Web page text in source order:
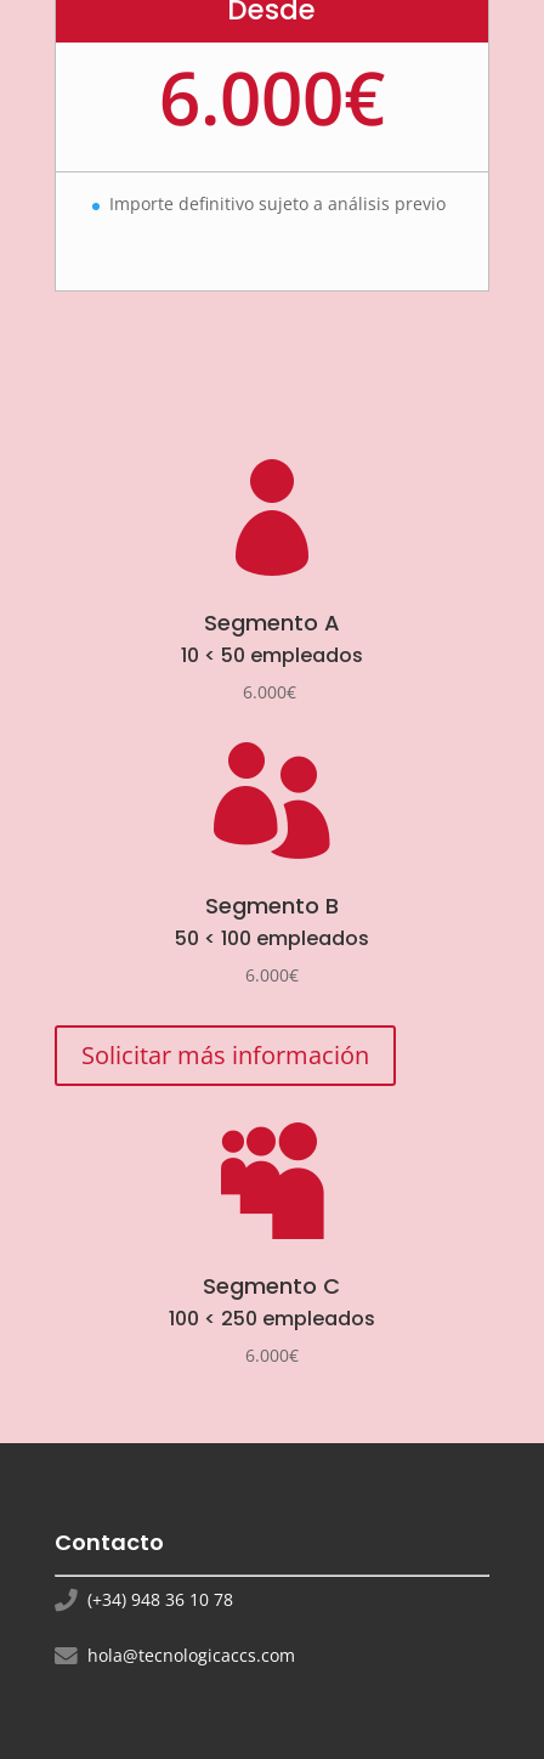
Desde
6.000€
Importe definitivo sujeto a análisis previo

Segmento A
10 < 50 empleados
6.000€

Segmento B
50 < 100 empleados
6.000€
Solicitar más información

Segmento C
100 < 250 empleados
6.000€
Contacto
(+34) 948 36 10 78
hola@tecnologicaccs.com